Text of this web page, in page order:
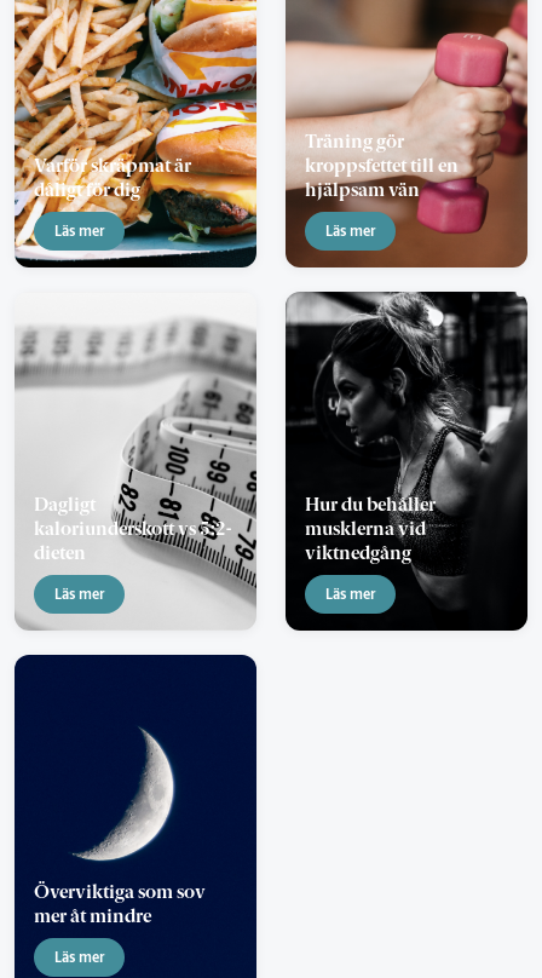
Varför skräpmat är
dåligt för dig
Läs mer
Träning gör
kroppsfettet till en
hjälpsam vän
Läs mer
Dagligt
kaloriunderskott vs 5:2-
dieten
Läs mer
Hur du behåller
musklerna vid
viktnedgång
Läs mer
Överviktiga som sov
mer åt mindre
Läs mer